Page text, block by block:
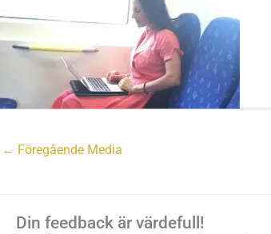
← Föregående Media
Din feedback är värdefull!